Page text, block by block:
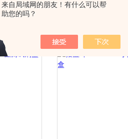
来自局域网的朋友！有什么可以帮
助您的吗？